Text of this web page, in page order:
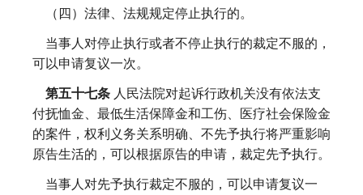
（四）法律、法规规定停止执行的。
当事人对停止执行或者不停止执行的裁定不服的，
可以申请复议一次。
第五十七条 人民法院对起诉行政机关没有依法支
付抚恤金、最低生活保障金和工伤、医疗社会保险金
的案件，权利义务关系明确、不先予执行将严重影响
原告生活的，可以根据原告的申请，裁定先予执行。
当事人对先予执行裁定不服的，可以申请复议一